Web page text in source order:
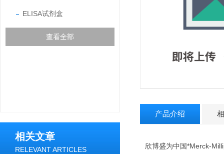
ELISA试剂盒
查看全部
相关文章
RELEVANT ARTICLES
产品介绍
欣博盛为中国*Merck-